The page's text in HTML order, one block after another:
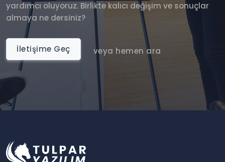
yardımcı oluyoruz. Birlikte kalıcı değişim ve sonuçlar
almaya ne dersiniz?
İletişime Geç veya hemen ara